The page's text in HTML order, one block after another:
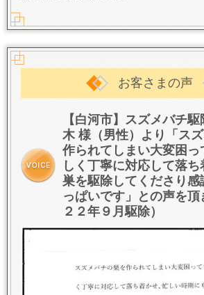
お客さまの声
【白河市】スズメバチ
木 様（男性）より「 ス
作られてしまい大変困
しく丁寧に対応して落ち
巣を駆除してくださり
っぱいです 」との声を
２２年９月駆除）